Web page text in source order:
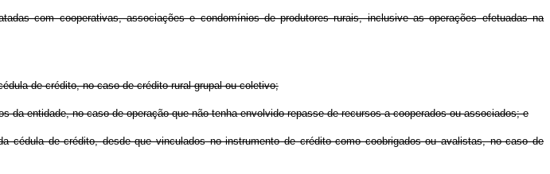
com cooperativas, associações e condomínios de produtores rurais, inclusive as operações efetuadas na
de crédito, no caso de crédito rural grupal ou coletivo;
entidade, no caso de operação que não tenha envolvido repasse de recursos a cooperados ou associados; e
de crédito, desde que vinculados no instrumento de crédito como coobrigados ou avalistas, no caso de